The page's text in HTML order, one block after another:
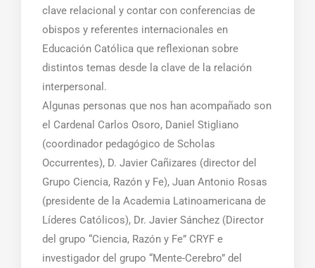
clave relacional y contar con conferencias de
obispos y referentes internacionales en
Educación Católica que reflexionan sobre
distintos temas desde la clave de la relación
interpersonal.
Algunas personas que nos han acompañado son
el Cardenal Carlos Osoro, Daniel Stigliano
(coordinador pedagógico de Scholas
Occurrentes), D. Javier Cañizares (director del
Grupo Ciencia, Razón y Fe), Juan Antonio Rosas
(presidente de la Academia Latinoamericana de
Líderes Católicos), Dr. Javier Sánchez (Director
del grupo “Ciencia, Razón y Fe” CRYF e
investigador del grupo “Mente-Cerebro” del